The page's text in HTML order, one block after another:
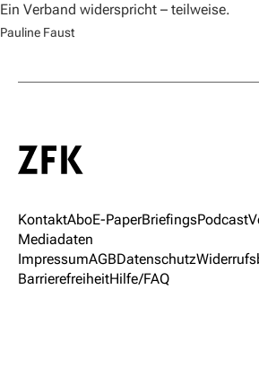
Ein Verband widerspricht – teilweise.
Pauline Faust
KontaktAboE-PaperBriefingsPodcast
Mediadaten
ImpressumAGBDatenschutz
BarrierefreiheitHilfe/FAQ